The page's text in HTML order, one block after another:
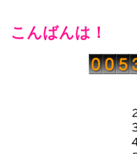
こんばんは！